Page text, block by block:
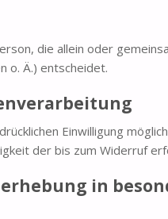
die allein oder
o. Ä.) entscheidet.
Einwilligung
der bis zum Widerruf
in